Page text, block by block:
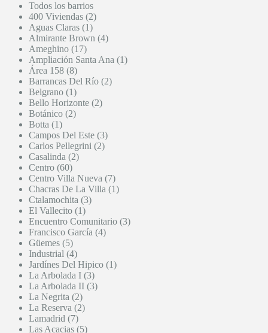
Todos los barrios
400 Viviendas (2)
Aguas Claras (1)
Almirante Brown (4)
Ameghino (17)
Ampliación Santa Ana (1)
Área 158 (8)
Barrancas Del Río (2)
Belgrano (1)
Bello Horizonte (2)
Botánico (2)
Botta (1)
Campos Del Este (3)
Carlos Pellegrini (2)
Casalinda (2)
Centro (60)
Centro Villa Nueva (7)
Chacras De La Villa (1)
Ctalamochita (3)
El Vallecito (1)
Encuentro Comunitario (3)
Francisco García (4)
Güemes (5)
Industrial (4)
Jardínes Del Hipico (1)
La Arbolada I (3)
La Arbolada II (3)
La Negrita (2)
La Reserva (2)
Lamadrid (7)
Las Acacias (5)